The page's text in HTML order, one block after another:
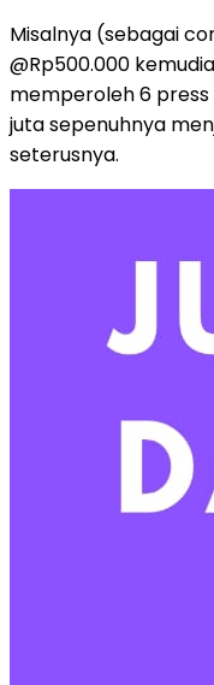
Misalnya (sebagai
@Rp500.000
memperoleh 6 press
juta sepenuhnya
seterusnya.